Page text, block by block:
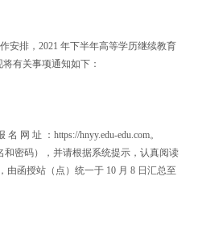
安排，2021 年下半年高等学历继续教育
有关事项通知如下：
网 址 ：https://hnyy.edu-edu.com。
密码），并请根据系统提示，认真阅读
函授站（点）统一于 10 月 8 日汇总至